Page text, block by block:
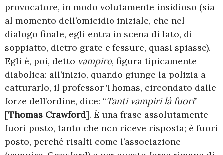
provocatore, in modo volutamente insidioso (sia
al momento dell’omicidio iniziale, che nel
dialogo finale, egli entra in scena di lato, di
soppiatto, dietro grate e fessure, quasi spiasse).
Egli è, poi, detto vampiro, figura tipicamente
diabolica: all’inizio, quando giunge la polizia a
catturarlo, il professor Thomas, circondato dalle
forze dell’ordine, dice: “Tanti vampiri là fuori”
[Thomas Crawford]. È una frase assolutamente
fuori posto, tanto che non riceve risposta; è fuori
posto, perché risalti come l’associazione